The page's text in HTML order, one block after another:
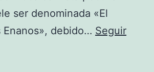
ser denominada «El
Enanos», debido… Seguir